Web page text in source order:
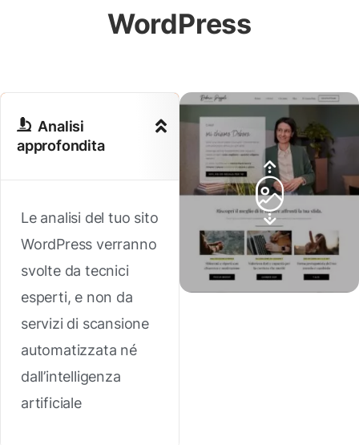
WordPress
Analisi
approfondita
Le analisi del tuo sito
WordPress verranno
svolte da tecnici
esperti, e non da
servizi di scansione
automatizzata né
dall’intelligenza
artificiale